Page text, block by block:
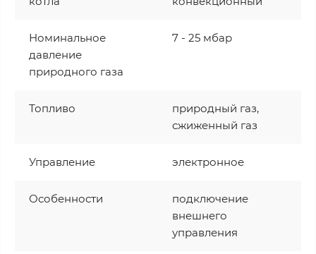
Номинальное
давление
природного газа
7 - 25 мбар
Топливо
природный газ,
сжиженный газ
Управление электронное
Особенности
подключение
внешнего
управления